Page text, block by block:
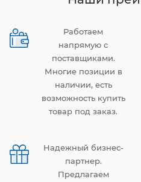
Работаем
напрямую с
поставщиками.
Многие позиции в
наличии, есть
возможность купить
товар под заказ.
Надежный бизнес-
партнер.
Предлагаем